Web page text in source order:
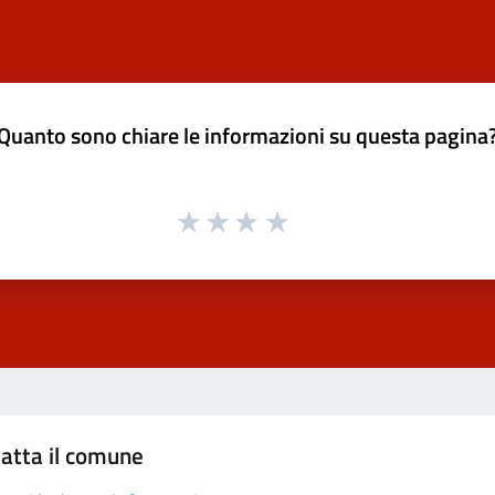
sono chiare le informazioni su questa
il comune